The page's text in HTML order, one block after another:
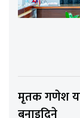
मृतक गणेश